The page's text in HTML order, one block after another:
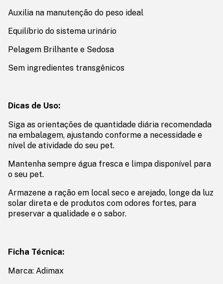
Auxilia na manutenção do peso ideal
Equilíbrio do sistema urinário
Pelagem Brilhante e Sedosa
Sem ingredientes transgênicos
Dicas de Uso:
Siga as orientações de quantidade diária recomendada
na embalagem, ajustando conforme a necessidade e
nível de atividade do seu pet.
Mantenha sempre água fresca e limpa disponível para
o seu pet.
Armazene a ração em local seco e arejado, longe da luz
solar direta e de produtos com odores fortes, para
preservar a qualidade e o sabor.
Ficha Técnica:
Marca: Adimax